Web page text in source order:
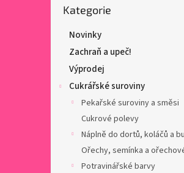
Přeskočit
kategorie
Kategorie
Novinky
Zachraň a upeč!
Výprodej
Cukrářské suroviny
Pekařské suroviny a směsi
Cukrové polevy
Náplně do dortů, koláčů a
Ořechy, semínka a
Potravinářské barvy